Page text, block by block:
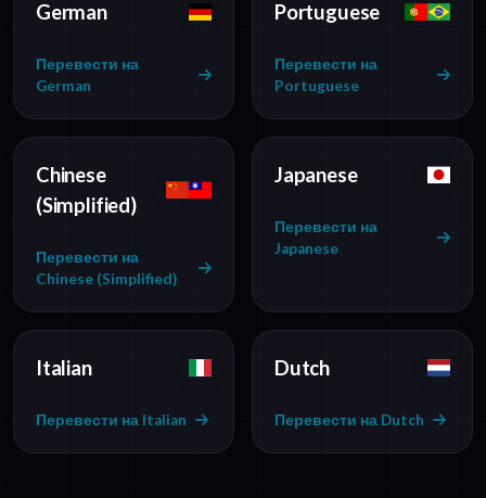
German
Перевести на
German
Portuguese
Перевести на
Portuguese
Chinese
(Simplified)
Перевести на
Chinese (Simplified)
Japanese
Перевести на
Japanese
Italian
Перевести на Italian
Dutch
Перевести на Dutch